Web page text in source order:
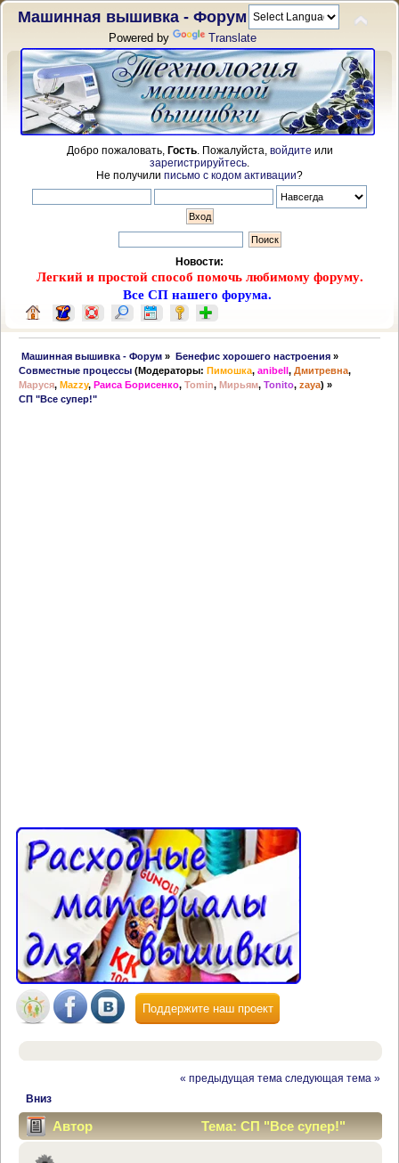
Машинная вышивка - Форум
Powered by Translate
Добро пожаловать, Гость. Пожалуйста, войдите или
зарегистрируйтесь
Не получили письмо с кодом активации?
Новости:
Легкий и простой способ помочь любимому форуму.
Все СП нашего форума.
Машинная вышивка - Форум » Бенефис хорошего настроения»
Совместные процессы (Модераторы:Пимошка,anibell,Дмитревна,
Маруся,Mazzy,Раиса Борисенко,Tomin,Мирьям,Tonito,zaya) »
СП "Все супер!"
Поддержите наш проект
« предыдущая тема следующая тема »
Вниз
Автор
Тема: СП "Все супер!"
(Прочитано 23806 раз)